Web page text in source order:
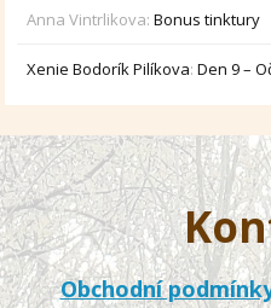
Anna Vintrlikova:Bonus tinktury
Xenie Bodorík Pilíkova:Den 9 –
Obchodní